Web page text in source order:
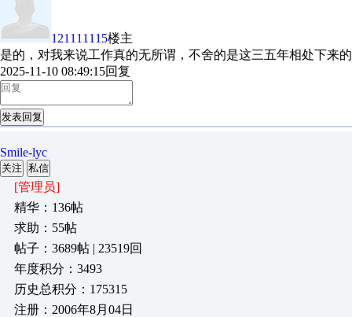
121111115楼主
是的，对我来说工作真的无所谓，不舍的是这三五年相处下来
2025-11-10 08:49:15回复
发表回复
Smile-lyc
关注 私信
[管理员]
精华：136帖
求助：55帖
帖子：3689帖 | 23519回
年度积分：3493
历史总积分：175315
注册：2006年8月04日